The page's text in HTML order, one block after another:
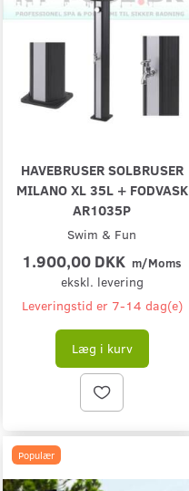
HAVEBRUSER SOLBRUSER
MILANO XL 35L + FODVASK
AR1035P
Swim & Fun
1.900,00 DKK m/Moms
ekskl. levering
Leveringstid er 7-14 dag(e)
Læg i kurv
Populær